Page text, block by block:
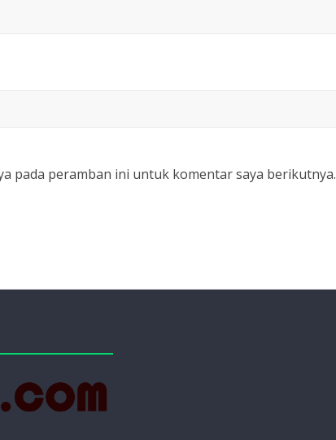
pada peramban ini untuk komentar saya berikutnya.